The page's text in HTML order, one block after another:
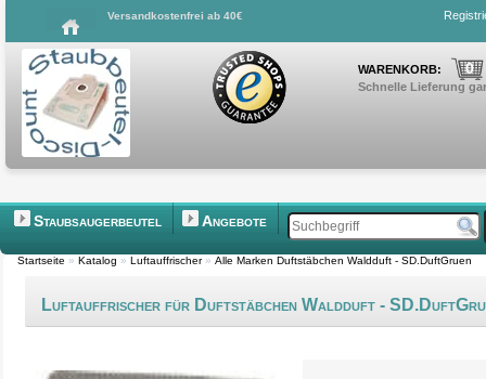
Versandkostenfrei ab 40€
WARENKORB: 0
Schnelle Lieferung
Staubsaugerbeutel Angebote
Startseite » Katalog » Luftauffrischer » Alle Marken Duftstäbchen Waldduft - SD.DuftGruen
Luftauffrischer für Duftstäbchen Waldduft -